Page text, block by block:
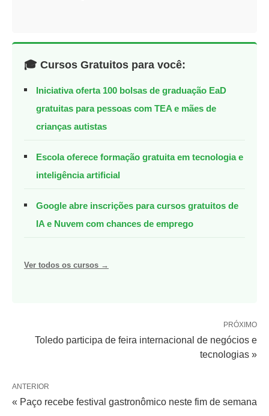
🎓 Cursos Gratuitos para você:
Iniciativa oferta 100 bolsas de graduação EaD
gratuitas para pessoas com TEA e mães de
crianças autistas
Escola oferece formação gratuita em tecnologia e
inteligência artificial
Google abre inscrições para cursos gratuitos de
IA e Nuvem com chances de emprego
Ver todos os cursos →
PRÓXIMO
Toledo participa de feira internacional de negócios e
tecnologias »
ANTERIOR
« Paço recebe festival gastronômico neste fim de semana